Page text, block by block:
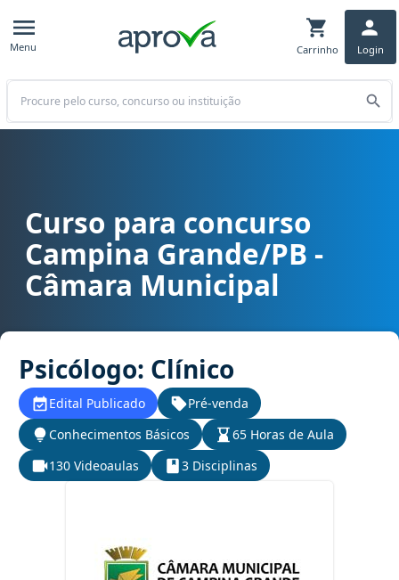
Menu Carrinho Login
Buscar
Curso para concurso Campina Grande/PB - Câmara Municipal
Curso para concurso
Campina Grande/PB -
Câmara Municipal
Psicólogo: Clínico
Edital Publicado
Pré-venda
Conhecimentos Básicos
65 Horas de Aula
130 Videoaulas
3 Disciplinas